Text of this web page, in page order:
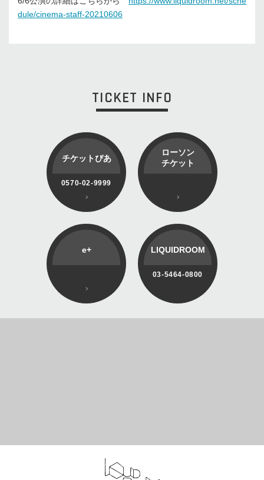
dule/cinema-staff-20210606
TICKET INFO
チケットぴあ
0570-02-9999
ローソン
チケット
e+ LIQUIDROOM
03-5464-0800